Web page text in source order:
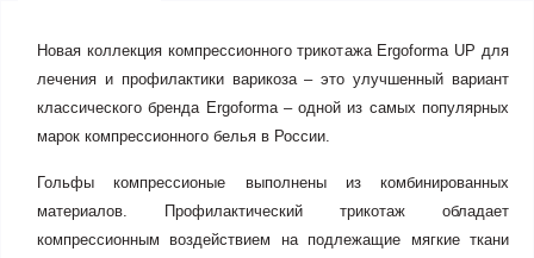
Новая коллекция компрессионного трикотажа Ergoforma UP для
лечения и профилактики варикоза – это улучшенный вариант
классического бренда Ergoforma – одной из самых популярных
марок компрессионного белья в России.
Гольфы компрессионые выполнены из комбинированных
материалов. Профилактический трикотаж обладает
компрессионным воздействием на подлежащие мягкие ткани